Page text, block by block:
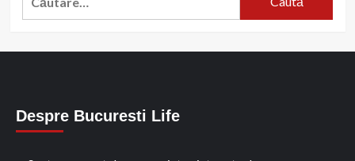
Despre Bucuresti Life